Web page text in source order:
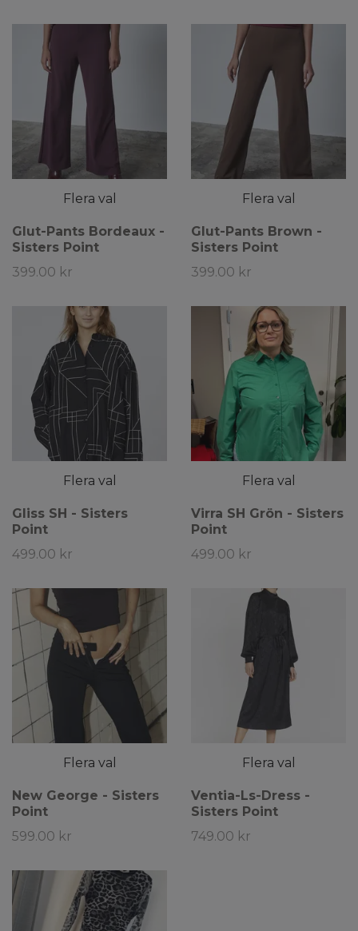
Flera val
Glut-Pants Bordeaux -
Sisters Point
399.00 kr
Flera val
Glut-Pants Brown -
Sisters Point
399.00 kr
Flera val
Gliss SH - Sisters
Point
499.00 kr
Flera val
Virra SH Grön - Sisters
Point
499.00 kr
Flera val
New George - Sisters
Point
599.00 kr
Flera val
Ventia-Ls-Dress -
Sisters Point
749.00 kr